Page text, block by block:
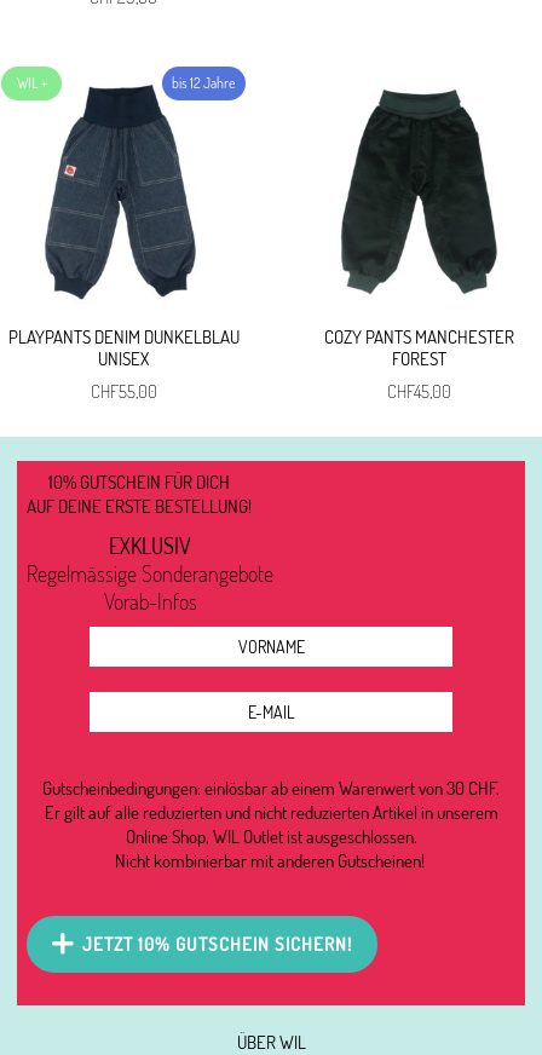
PLAYPANTS DENIM DUNKELBLAU
UNISEX
CHF55,00
COZY PANTS MANCHESTER
FOREST
CHF45,00
ÜBER WIL
10% GUTSCHEIN FÜR DICH
AUF DEINE ERSTE BESTELLUNG!
EXKLUSIV
Regelmässige Sonderangebote
Vorab-Infos
Gutscheinbedingungen: einlösbar ab einem Warenwert von 30 CHF.
Er gilt auf alle reduzierten und nicht reduzierten Artikel in unserem
Online Shop, WIL Outlet ist ausgeschlossen.
Nicht kombinierbar mit anderen Gutscheinen!
JETZT 10% GUTSCHEIN SICHERN!